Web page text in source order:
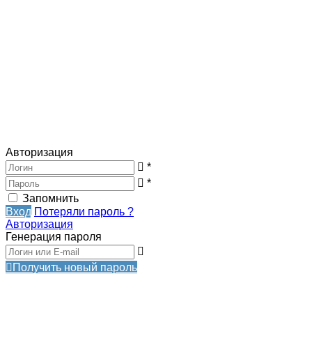
Авторизация
*
*
Запомнить
Вход Потеряли пароль ?
Авторизация
Генерация пароля
Получить новый пароль